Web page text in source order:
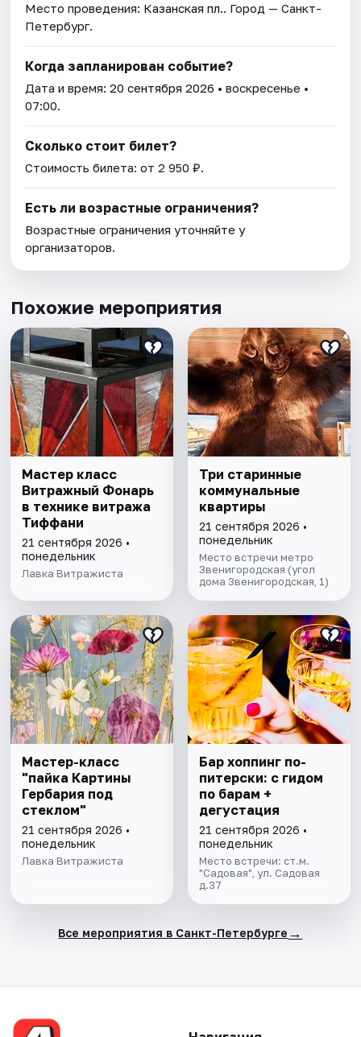
Место проведения: Казанская пл.. Город — Санкт-
Петербург.
Когда запланирован событие?
Дата и время:20 сентября 2026 • воскресенье •
07:00.
Сколько стоит билет?
Стоимость билета: от 2 950 ₽.
Есть ли возрастные ограничения?
Возрастные ограничения уточняйте у
организаторов.
Похожие мероприятия
Мастер класс
Витражный Фонарь
в технике витража
Тиффани
21 сентября 2026 •
понедельник
Лавка Витражиста
Три старинные
коммунальные
квартиры
21 сентября 2026 •
понедельник
Место встречи метро
Звенигородская (угол
дома Звенигородская, 1)
Мастер-класс
"пайка Картины
Гербария под
стеклом"
21 сентября 2026 •
понедельник
Лавка Витражиста
Бар хоппинг по-
питерски: с гидом
по барам +
дегустация
21 сентября 2026 •
понедельник
Место встречи: ст.м.
"Садовая", ул. Садовая
д.37
Все мероприятия в Санкт-Петербурге →